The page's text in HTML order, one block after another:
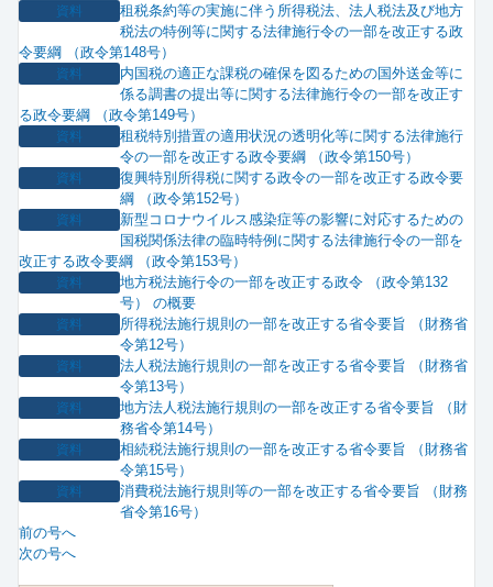
資料
租税条約等の実施に伴う所得税法、法人税法及び地方
税法の特例等に関する法律施行令の一部を改正する政
令要綱 （政令第148号）
資料
内国税の適正な課税の確保を図るための国外送金等に
係る調書の提出等に関する法律施行令の一部を改正す
る政令要綱 （政令第149号）
資料
租税特別措置の適用状況の透明化等に関する法律施行
令の一部を改正する政令要綱 （政令第150号）
資料
復興特別所得税に関する政令の一部を改正する政令要
綱 （政令第152号）
資料
新型コロナウイルス感染症等の影響に対応するための
国税関係法律の臨時特例に関する法律施行令の一部を
改正する政令要綱 （政令第153号）
資料
地方税法施行令の一部を改正する政令 （政令第132
号） の概要
資料
所得税法施行規則の一部を改正する省令要旨 （財務省
令第12号）
資料
法人税法施行規則の一部を改正する省令要旨 （財務省
令第13号）
資料
地方法人税法施行規則の一部を改正する省令要旨 （財
務省令第14号）
資料
相続税法施行規則の一部を改正する省令要旨 （財務省
令第15号）
資料
消費税法施行規則等の一部を改正する省令要旨 （財務
省令第16号）
前の号へ
次の号へ